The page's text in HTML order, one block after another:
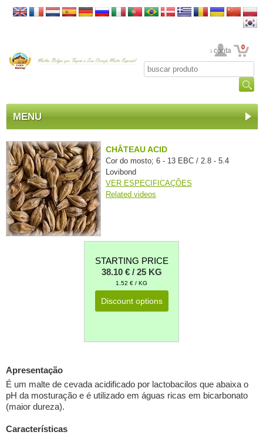
Sua conta 0
MENU
CHÂTEAU ACID
Cor do mosto; 6 - 13 EBC / 2.8 - 5.4
Lovibond
VER ESPECIFICAÇÕES
Related videos
STARTING PRICE
38.10 € / 25 KG
1.52 € / KG
Discount options
Apresentação
É um malte de cevada acidificado por lactobacilos que abaixa o
pH da mosturação e é utilizado em águas ricas em bicarbonato
(maior dureza).
Características